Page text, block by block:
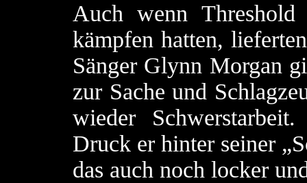
Auch wenn
kämpfen hatten,
Sänger Glynn Morgan
zur Sache und
wieder
Druck er hinter seiner
das auch noch locker